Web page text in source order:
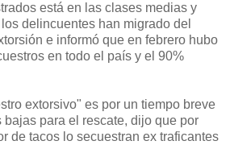
está en las clases medias y
delincuentes han migrado del
e informó que en febrero hubo
en todo el país y el 90%
extorsivo" es por un tiempo breve
para el rescate, dijo que por
de tacos lo secuestran ex traficantes